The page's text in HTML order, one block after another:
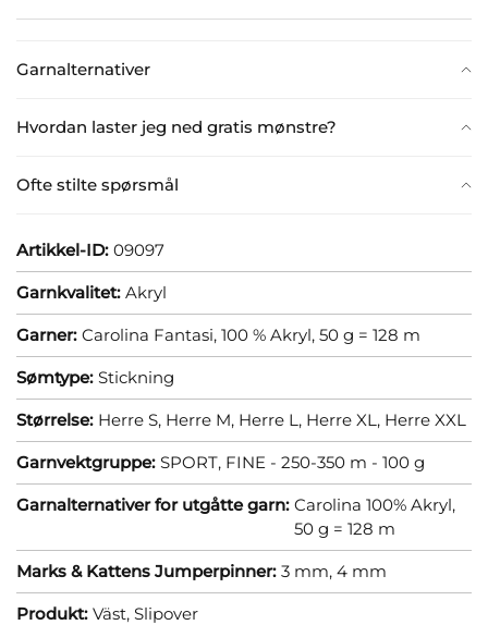
Garnalternativer
Hvordan laster jeg ned gratis mønstre?
Ofte stilte spørsmål
Artikkel-ID: 09097
Garnkvalitet: Akryl
Garner: Carolina Fantasi, 100 % Akryl, 50 g = 128 m
Sømtype: Stickning
Størrelse: Herre S, Herre M, Herre L, Herre XL, Herre XXL
Garnvektgruppe: SPORT, FINE - 250-350 m - 100 g
Garnalternativer for utgåtte garn: Carolina 100% Akryl,
50 g = 128 m
Marks & Kattens Jumperpinner: 3 mm, 4 mm
Produkt: Väst, Slipover